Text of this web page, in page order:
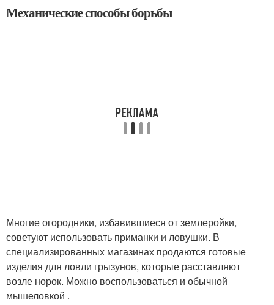
Механические способы борьбы
Многие огородники, избавившиеся от землеройки,
советуют использовать приманки и ловушки. В
специализированных магазинах продаются готовые
изделия для ловли грызунов, которые расставляют
возле норок. Можно воспользоваться и обычной
мышеловкой .